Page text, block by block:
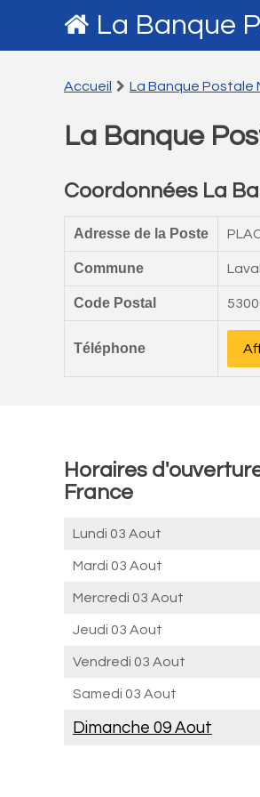
La Banque
Accueil La Banque Postale
La Banque
Coordonnées La
Adresse de la Poste
Commune Laval
Code Postal
Téléphone
Horaires
France
Lundi 03 Aout
Mardi 03 Aout
Mercredi 03 Aout
Jeudi 03 Aout
Vendredi 03 Aout
Samedi 03 Aout
Dimanche 09 Aout